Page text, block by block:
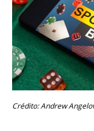
Crédito: Andrew